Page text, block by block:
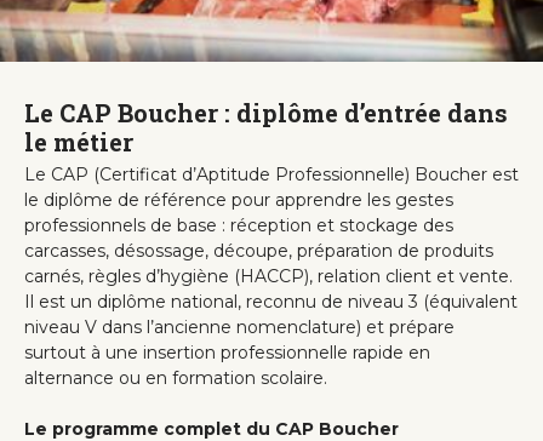
Le CAP Boucher : diplôme d’entrée dans
le métier
Le CAP (Certificat d’Aptitude Professionnelle) Boucher est
le diplôme de référence pour apprendre les gestes
professionnels de base : réception et stockage des
carcasses, désossage, découpe, préparation de produits
carnés, règles d’hygiène (HACCP), relation client et vente.
Il est un diplôme national, reconnu de niveau 3 (équivalent
niveau V dans l’ancienne nomenclature) et prépare
surtout à une insertion professionnelle rapide en
alternance ou en formation scolaire.
Le programme complet du CAP Boucher